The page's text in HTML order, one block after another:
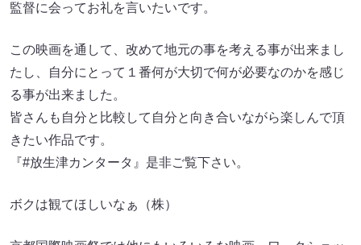
監督に会ってお礼を言いたいです。
この映画を通して、改めて地元の事を考える事が出来まし
たし、自分にとって１番何が大切で何が必要なのかを感じ
る事が出来ました。
皆さんも自分と比較して自分と向き合いながら楽しんで頂
きたい作品です。
『#放生津カンタータ』是非ご覧下さい。
ボクは観てほしいなぁ（株）